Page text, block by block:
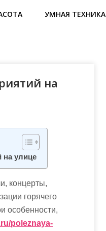
УМНАЯ ТЕХНИКА
на
на улице
концерты,
горячего
особенности,
poleznaya-